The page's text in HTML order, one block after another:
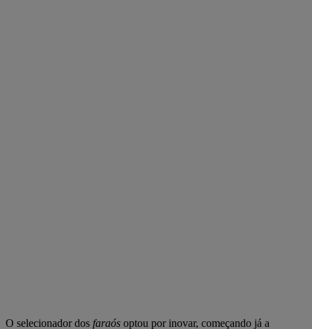
O selecionador dos faraós optou por inovar, começando já a